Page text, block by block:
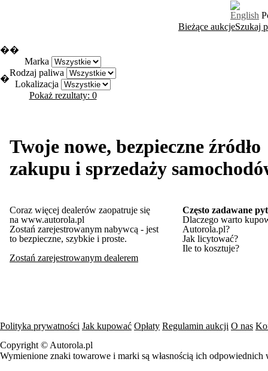
English
Bieżące aukcjeSzukaj
��
�
Marka
Rodzaj paliwa
Lokalizacja
Pokaż rezultaty: 0
Twoje nowe, bezpieczne źródło
zakupu i sprzedaży
Coraz więcej dealerów zaopatruje się
na www.autorola.pl
Zostań zarejestrowanym nabywcą - jest
to bezpieczne, szybkie i proste.
Zostań zarejestrowanym dealerem
Często zadawane
Dlaczego warto
Autorola.pl?
Jak licytować?
Ile to kosztuje?
Polityka prywatności Jak kupować Opłaty Regulamin aukcji O nas
Copyright © Autorola.pl
Wymienione znaki towarowe i marki są własnością ich odpowiednich